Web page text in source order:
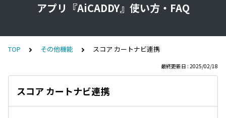
アプリ『AiCADDY』使い方・FAQ
TOP その他機能 スコア カートナビ連携
最終更新日 : 2025/02/18
スコア カートナビ連携